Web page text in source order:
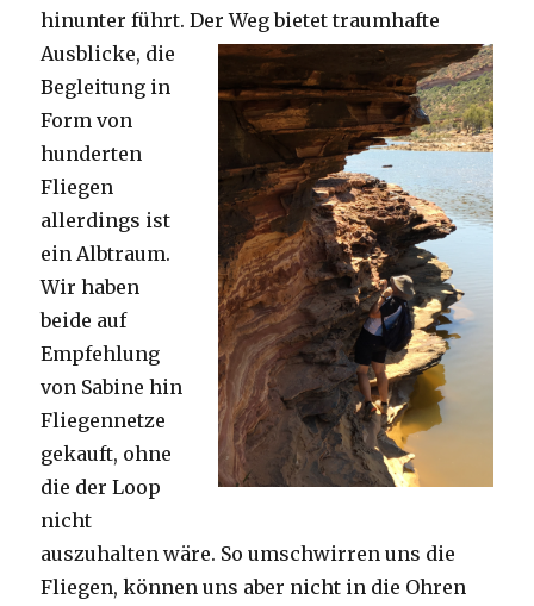
hinunter führt. Der Weg bietet traumhafte
Ausblicke, die
Begleitung in
Form von
hunderten
Fliegen
allerdings ist
ein Albtraum.
Wir haben
beide auf
Empfehlung
von Sabine hin
Fliegennetze
gekauft, ohne
die der Loop
nicht
auszuhalten wäre. So umschwirren uns die
Fliegen, können uns aber nicht in die Ohren